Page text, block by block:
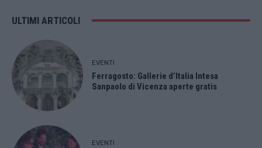
ULTIMI ARTICOLI
EVENTI
Ferragosto: Gallerie d’Italia Intesa
Sanpaolo di Vicenza aperte gratis
EVENTI